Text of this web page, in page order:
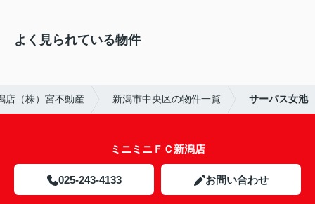
よく見られている物件
店（株）宮不動産 新潟市中央区の物件一覧 サーパス女池
ミニミニＦＣ新潟店
025-243-4133 お問い合わせ